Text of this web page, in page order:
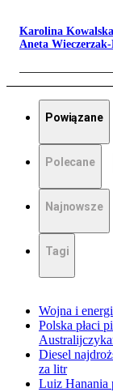
Karolina Kowalska
Aneta
Powiązane
Polecane
Najnowsze
Tagi
Wojna i
Polska płaci
Diesel
za litr
Luiz Hanania